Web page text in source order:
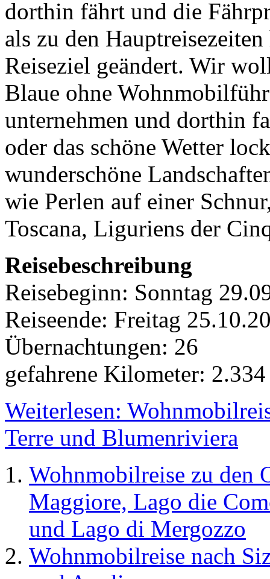
dorthin fährt und die
als zu den
Reiseziel geändert. Wir
Blaue ohne
unternehmen und dorthin
oder das schöne Wetter
wunderschöne
wie Perlen auf einer
Toscana, Liguriens der
Reisebeschreibung
Reisebeginn: Sonntag
Reiseende: Freitag
Übernachtungen: 26
gefahrene Kilometer:
Weiterlesen:
Terre und Blumenriviera
Wohnmobilreise zu den
Maggiore, Lago die
und Lago di Mergozzo
Wohnmobilreise nach